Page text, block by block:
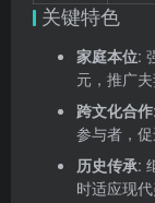
关键特色
家庭本位:
元，推广
跨文化合作
参与者，
历史传承:
时适应现